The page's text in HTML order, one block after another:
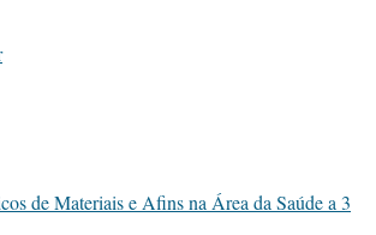
de Materiais e Afins na Área da Saúde a 3